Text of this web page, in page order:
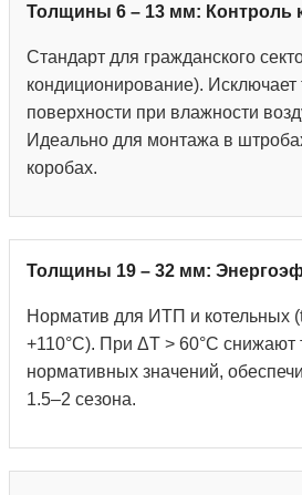
Толщины 6 – 13 мм: Контроль
Стандарт для гражданского
кондиционирование). Исключает
поверхности при влажности
Идеально для монтажа в
коробах.
Толщины 19 – 32 мм:
Норматив для ИТП и котельных
+110°С). При ΔT > 60°C снижают
нормативных значений,
1.5–2 сезона.